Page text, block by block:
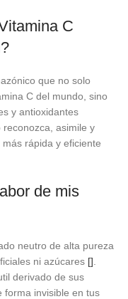
C
que no solo
C del mundo, sino
y antioxidantes
asimile y
rápida y eficiente
de mis
neutro de alta pureza
ni azúcares []
derivado de sus
forma invisible en tus